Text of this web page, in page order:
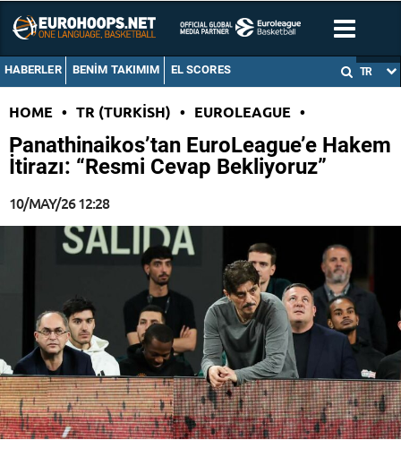
HABERLER BENIM TAKIMIM EL SCORES TR
HOME • TR (TURKISH) • EUROLEAGUE •
Panathinaikos’tan EuroLeague’e Hakem
İtirazı: “Resmi Cevap Bekliyoruz”
10/MAY/26 12:28